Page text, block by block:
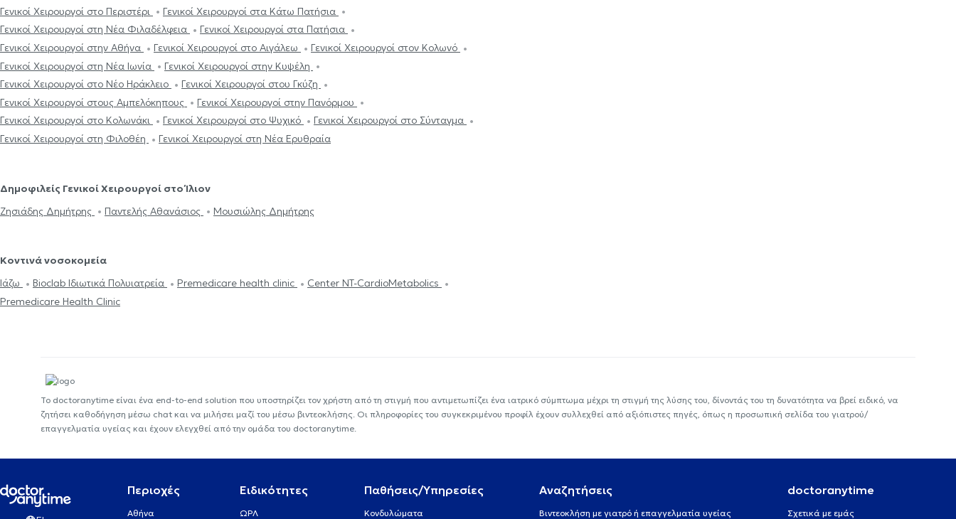
Γενικοί Χειρουργοί στο Περιστέρι
Γενικοί Χειρουργοί στα Κάτω Πατήσια
Γενικοί Χειρουργοί στη Νέα Φιλαδέλφεια
Γενικοί Χειρουργοί στα Πατήσια
Γενικοί Χειρουργοί στην Αθήνα
Γενικοί Χειρουργοί στο Αιγάλεω
Γενικοί Χειρουργοί στον Κολωνό
Γενικοί Χειρουργοί στη Νέα Ιωνία
Γενικοί Χειρουργοί στην Κυψέλη
Γενικοί Χειρουργοί στο Νέο Ηράκλειο
Γενικοί Χειρουργοί στου Γκύζη
Γενικοί Χειρουργοί στους Αμπελόκηπους
Γενικοί Χειρουργοί στην Πανόρμου
Γενικοί Χειρουργοί στο Κολωνάκι
Γενικοί Χειρουργοί στο Ψυχικό
Γενικοί Χειρουργοί στο Σύνταγμα
Γενικοί Χειρουργοί στη Φιλοθέη
Γενικοί Χειρουργοί στη Νέα Ερυθραία
Δημοφιλείς Γενικοί Χειρουργοί στο Ίλιον
Ζησιάδης Δημήτρης
Παντελής Αθανάσιος Μουσιώλης Δημήτρης
Κοντινά νοσοκομεία
Ιάζω
Bioclab Ιδιωτικά Πολυιατρεία Premedicare health clinic
Center NT-CardioMetabolics
Premedicare Health Clinic
Το doctoranytime είναι ένα end-to-end solution που υποστηρίζει τον χρήστη από τη στιγμή που αντιμετωπίζει ένα ιατρικό σύμπτωμα μέχρι τη στιγμή της λύσης του, δίνοντάς του τη δυνατότητα να βρεί ειδικό, να
ζητήσει καθοδήγηση μέσω chat και να μιλήσει μαζί του μέσω βιντεοκλήσης. Οι πληροφορίες του συγκεκριμένου προφίλ έχουν συλλεχθεί από αξιόπιστες πηγές, όπως η προσωπική σελίδα του γιατρού/
επαγγελματία υγείας και έχουν ελεγχθεί από την ομάδα του doctoranytime.
Περιοχές
Αθήνα
Ειδικότητες
ΩΡΛ
Παθήσεις/Υπηρεσίες
Κονδυλώματα
Αναζητήσεις
Βιντεοκλήση με γιατρό ή επαγγελματία υγείας
doctoranytime
Σχετικά με εμάς